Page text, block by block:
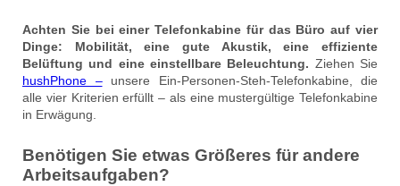
Achten Sie bei einer Telefonkabine für das Büro auf vier
Dinge: Mobilität, eine gute Akustik, eine effiziente
Belüftung und eine einstellbare Beleuchtung. Ziehen Sie
hushPhone –unsere Ein-Personen-Steh-Telefonkabine, die
alle vier Kriterien erfüllt – als eine mustergültige Telefonkabine
in Erwägung.
Benötigen Sie etwas Größeres für andere
Arbeitsaufgaben?